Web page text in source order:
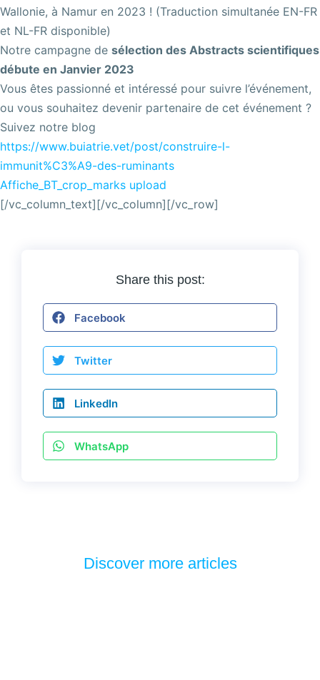
Wallonie, à Namur en 2023 ! (Traduction simultanée EN-FR
et NL-FR disponible)
Notre campagne de sélection des Abstracts scientifiques
débute en Janvier 2023
Vous êtes passionné et intéressé pour suivre l’événement,
ou vous souhaitez devenir partenaire de cet événement ?
Suivez notre blog
https://www.buiatrie.vet/post/construire-l-
immunit%C3%A9-des-ruminants
Affiche_BT_crop_marks upload
[/vc_column_text][/vc_column][/vc_row]
Share this post:
Facebook
Twitter
LinkedIn
WhatsApp
Discover more articles